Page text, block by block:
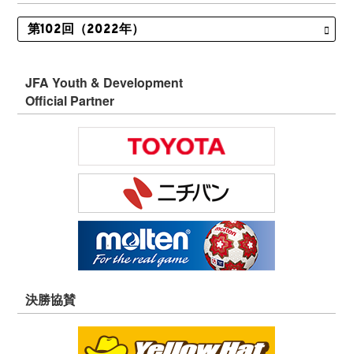
JFA Youth & Development
Official Partner
決勝協賛